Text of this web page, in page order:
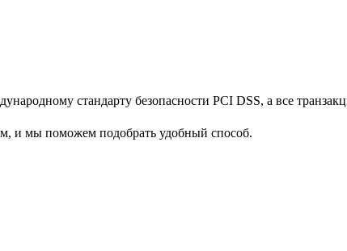
стандарту безопасности PCI DSS, а все
и мы поможем подобрать удобный способ.